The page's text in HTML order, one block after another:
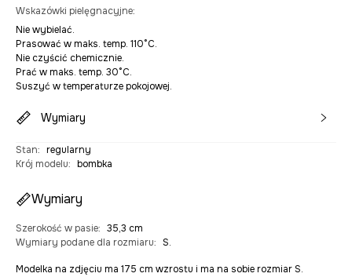
Wskazówki pielęgnacyjne:
Nie wybielać.
Prasować w maks. temp. 110°C.
Nie czyścić chemicznie.
Prać w maks. temp. 30°C.
Suszyć w temperaturze pokojowej.
Wymiary
Stan: regularny
Krój modelu: bombka
Wymiary
Szerokość w pasie: 35,3 cm
Wymiary podane dla rozmiaru: S.
Modelka na zdjęciu ma 175 cm wzrostu i ma na sobie rozmiar S.